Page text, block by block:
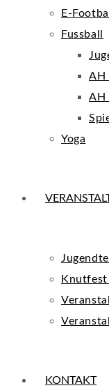
E-Football
Fussball
AH
AH
Yoga
Knutfest
KONTAKT